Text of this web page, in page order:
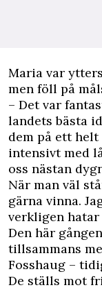
Maria var
men föll på
– Det var
landets bästa
dem på ett
intensivt med
oss nästan
När man väl
gärna vinna.
verkligen
Den här
tillsammans
Fosshaug –
De ställs mot